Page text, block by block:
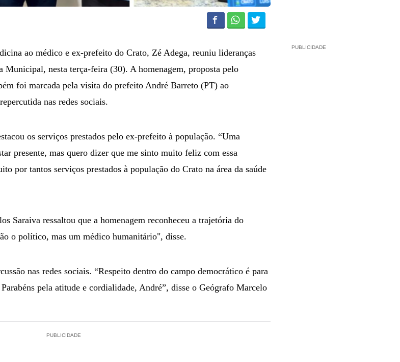
ao médico e ex-prefeito do Crato, Zé Adega, reuniu lideranças
Municipal, nesta terça-feira (30). A homenagem, proposta pelo
foi marcada pela visita do prefeito André Barreto (PT) ao
nas redes sociais.
os serviços prestados pelo ex-prefeito à população. “Uma
presente, mas quero dizer que me sinto muito feliz com essa
por tantos serviços prestados à população do Crato na área da saúde
Saraiva ressaltou que a homenagem reconheceu a trajetória do
o político, mas um médico humanitário", disse.
nas redes sociais. “Respeito dentro do campo democrático é para
pela atitude e cordialidade, André”, disse o Geógrafo Marcelo
PUBLICIDADE
PUBLICIDADE